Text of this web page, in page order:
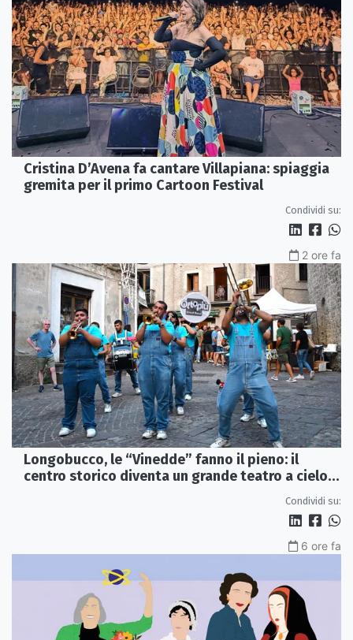
Cristina D’Avena fa cantare Villapiana: spiaggia
gremita per il primo Cartoon Festival
Condividi su:
2 ore fa
Longobucco, le “Vinedde” fanno il pieno: il
centro storico diventa un grande teatro a cielo
Condividi su:
6 ore fa